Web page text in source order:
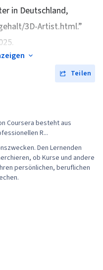
und Spieldesign, 3D-
und -
Storytelling, Grafische und
Backen, Bildanalyse,
Designforschung,
in Deutschland,
3D-Artist.html.”
Teilen
Coursera besteht aus
R...
Den Lernenden
ob Kurse und andere
persönlichen, beruflichen